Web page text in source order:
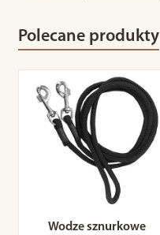
Polecane produkty
Wodze sznurkowe